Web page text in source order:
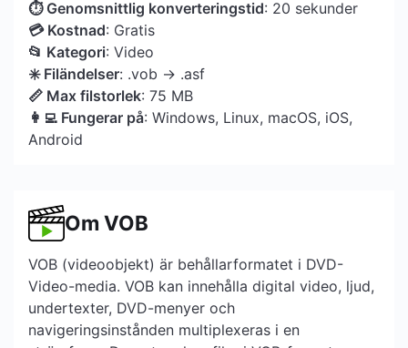
⏱ Genomsnittlig konverteringstid: 20 sekunder
💳 Kostnad: Gratis
📂 Kategori: Video
✳️ Filändelser: .vob → .asf
📏 Max filstorlek: 75 MB
👩‍💻 Fungerar på: Windows, Linux, macOS, iOS,
Android
Om VOB
VOB (videoobjekt) är behållarformatet i DVD-
Video-media. VOB kan innehålla digital video, ljud,
undertexter, DVD-menyer och
navigeringsinstånden multiplexeras i en